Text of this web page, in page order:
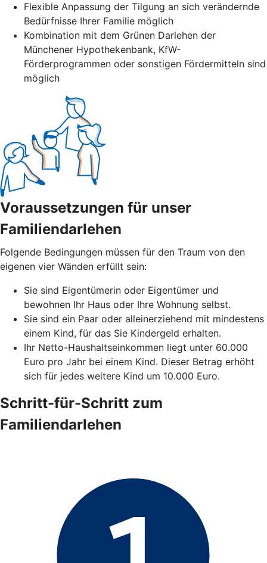
Flexible Anpassung der Tilgung an sich verändernde
Bedürfnisse Ihrer Familie möglich
Kombination mit dem Grünen Darlehen der
Münchener Hypothekenbank, KfW-
Förderprogrammen oder sonstigen Fördermitteln sind
möglich
Voraussetzungen für unser
Familiendarlehen
Folgende Bedingungen müssen für den Traum von den
eigenen vier Wänden erfüllt sein:
Sie sind Eigentümerin oder Eigentümer und
bewohnen Ihr Haus oder Ihre Wohnung selbst.
Sie sind ein Paar oder alleinerziehend mit mindestens
einem Kind, für das Sie Kindergeld erhalten.
Ihr Netto-Haushaltseinkommen liegt unter 60.000
Euro pro Jahr bei einem Kind. Dieser Betrag erhöht
sich für jedes weitere Kind um 10.000 Euro.
Schritt-für-Schritt zum
Familiendarlehen